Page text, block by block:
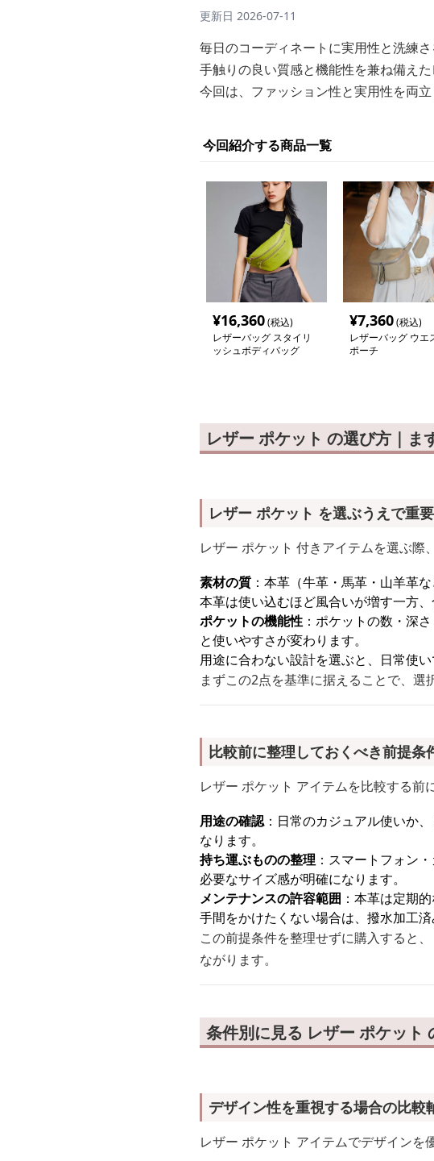
更新日 2026-07-11
毎日のコーディネートに実用性と洗練
手触りの良い質感と機能性を兼ね備え
今回は、ファッション性と実用性を両
今回紹介する商品一覧
¥16,360(税込)
レザーバッグ スタイリ
ッシュボディバッグ
¥7,360(税込)
レザーバッグ ウエ
ポーチ
レザー ポケット の選び方｜ま
レザー ポケット を選ぶうえで重
レザー ポケット 付きアイテムを選ぶ
素材の質 ：本革（牛革・馬革・山羊革
本革は使い込むほど風合いが増す一方
ポケットの機能性 ：ポケットの数・深
と使いやすさが変わります。
用途に合わない設計を選ぶと、日常使い
まずこの2点を基準に据えることで、選
比較前に整理しておくべき前提条
レザー ポケット アイテムを比較する前
用途の確認：日常のカジュアル使いか
なります。
持ち運ぶものの整理 ：スマートフォン
必要なサイズ感が明確になります。
メンテナンスの許容範囲 ：本革は定期
手間をかけたくない場合は、撥水加工
この前提条件を整理せずに購入すると
ながります。
条件別に見る レザー ポケット
デザイン性を重視する場合の比較
レザー ポケット アイテムでデザインを